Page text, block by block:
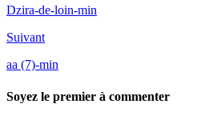
Dzira-de-loin-min
Suivant
aa (7)-min
Soyez le premier à commenter